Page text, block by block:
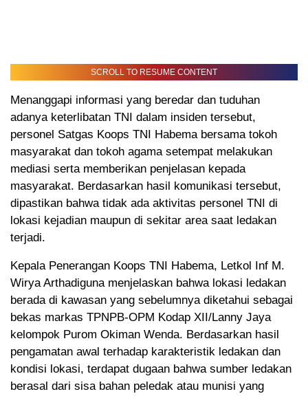
SCROLL TO RESUME CONTENT
Menanggapi informasi yang beredar dan tuduhan
adanya keterlibatan TNI dalam insiden tersebut,
personel Satgas Koops TNI Habema bersama tokoh
masyarakat dan tokoh agama setempat melakukan
mediasi serta memberikan penjelasan kepada
masyarakat. Berdasarkan hasil komunikasi tersebut,
dipastikan bahwa tidak ada aktivitas personel TNI di
lokasi kejadian maupun di sekitar area saat ledakan
terjadi.
Kepala Penerangan Koops TNI Habema, Letkol Inf M.
Wirya Arthadiguna menjelaskan bahwa lokasi ledakan
berada di kawasan yang sebelumnya diketahui sebagai
bekas markas TPNPB-OPM Kodap XII/Lanny Jaya
kelompok Purom Okiman Wenda. Berdasarkan hasil
pengamatan awal terhadap karakteristik ledakan dan
kondisi lokasi, terdapat dugaan bahwa sumber ledakan
berasal dari sisa bahan peledak atau munisi yang